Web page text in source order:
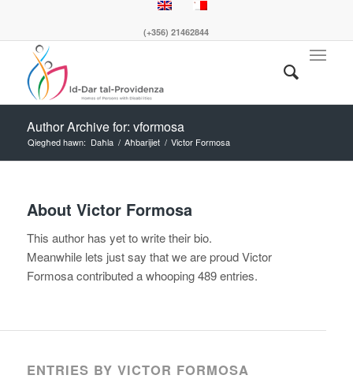
(+356) 21462844
Author Archive for: vformosa
Qiegħed hawn: Daħla / Aħbarijiet / Victor Formosa
About Victor Formosa
This author has yet to write their bio.
Meanwhile lets just say that we are proudVictor
Formosacontributed a whooping 489 entries.
ENTRIES BY VICTOR FORMOSA